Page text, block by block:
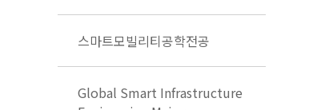
스마트모빌리티공학전공
Global Smart Infrastructure